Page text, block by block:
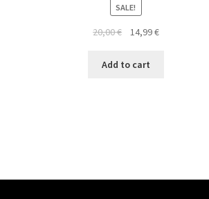
SALE!
20,00€ 14,99€
Add to cart